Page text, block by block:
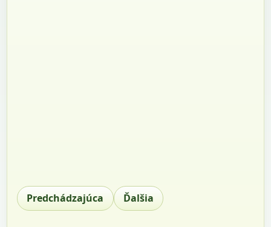
Predchádzajúca Ďalšia